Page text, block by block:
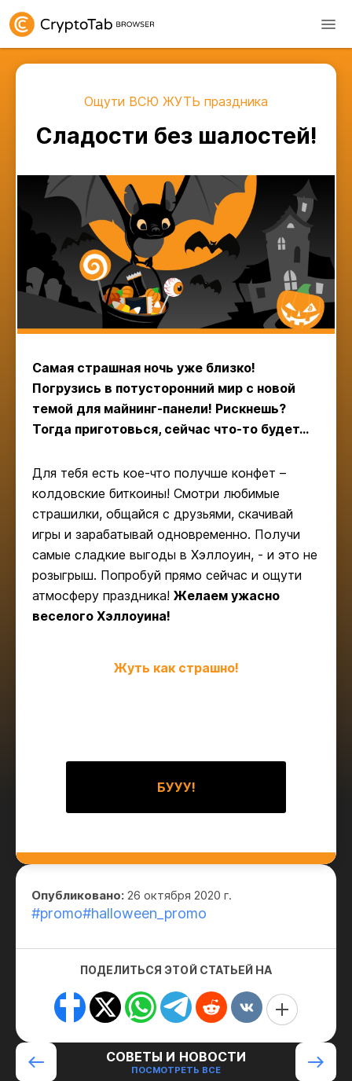
Ощути ВСЮ ЖУТЬ праздника
Сладости без шалостей!
Самая страшная ночь уже близко!
Погрузись в потусторонний мир с новой
темой для майнинг-панели! Рискнешь?
Тогда приготовься, сейчас что-то будет…
Для тебя есть кое-что получше конфет –
колдовские биткоины! Смотри любимые
страшилки, общайся с друзьями, скачивай
игры и зарабатывай одновременно. Получи
самые сладкие выгоды в Хэллоуин, - и это не
розыгрыш. Попробуй прямо сейчас и ощути
атмосферу праздника! Желаем ужасно
веселого Хэллоуина!
Жуть как страшно!
БУУУ!
Опубликовано: 26 октября 2020 г.
#promo#halloween_promo
ПОДЕЛИТЬСЯ ЭТОЙ СТАТЬЕЙ НА
СОВЕТЫ И НОВОСТИ
ПОСМОТРЕТЬ ВСЕ